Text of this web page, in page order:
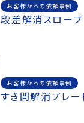
お客様からの依頼事例
段差解消スロープ
お客様からの依頼事例
すき間解消プレー